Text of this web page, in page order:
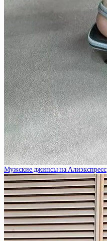
Мужские джинсы на Алиэкспресс